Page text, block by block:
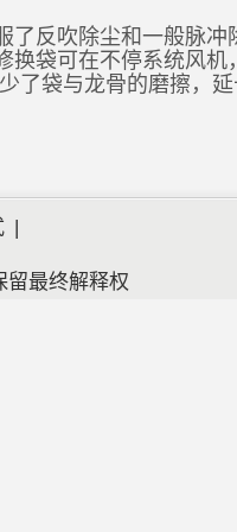
反吹除尘和一般脉冲
袋可在不停系统风机
了袋与龙骨的磨擦，
|
留最终解释权